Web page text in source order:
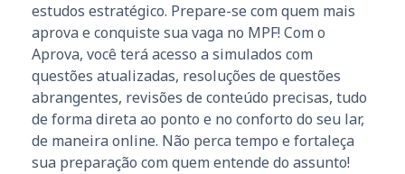
estudos estratégico. Prepare-se com quem mais
aprova e conquiste sua vaga no MPF! Com o
Aprova, você terá acesso a simulados com
questões atualizadas, resoluções de questões
abrangentes, revisões de conteúdo precisas, tudo
de forma direta ao ponto e no conforto do seu lar,
de maneira online. Não perca tempo e fortaleça
sua preparação com quem entende do assunto!